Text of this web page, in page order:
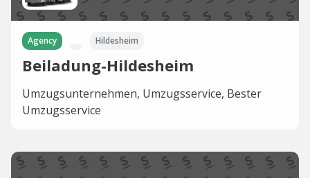
Agency Hildesheim
Beiladung-Hildesheim
Umzugsunternehmen, Umzugsservice, Bester
Umzugsservice